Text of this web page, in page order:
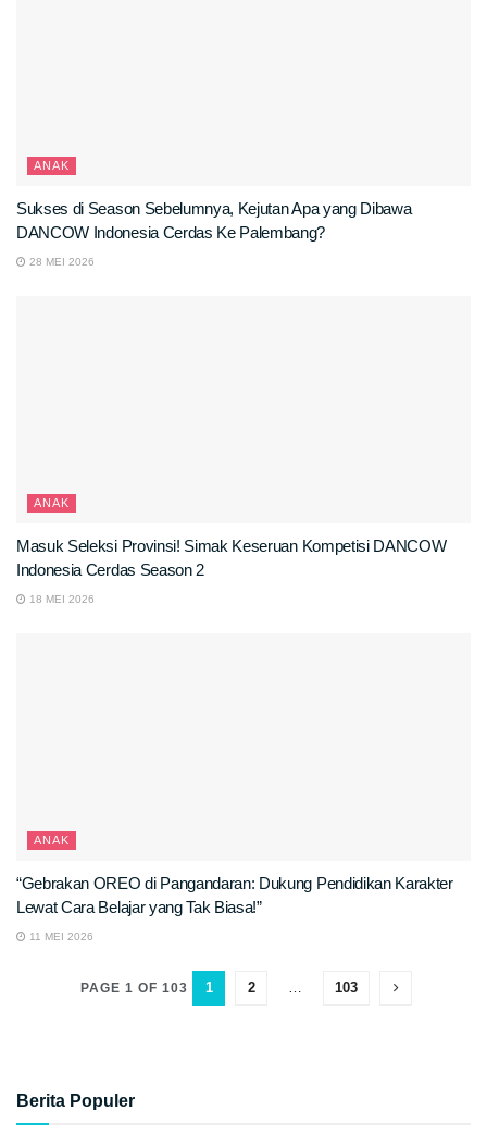
ANAK
Sukses di Season Sebelumnya, Kejutan Apa yang Dibawa
DANCOW Indonesia Cerdas Ke Palembang?
28 MEI 2026
ANAK
Masuk Seleksi Provinsi! Simak Keseruan Kompetisi DANCOW
Indonesia Cerdas Season 2
18 MEI 2026
ANAK
“Gebrakan OREO di Pangandaran: Dukung Pendidikan Karakter
Lewat Cara Belajar yang Tak Biasa!”
11 MEI 2026
PAGE 1 OF 103 1 2 … 103
Berita Populer